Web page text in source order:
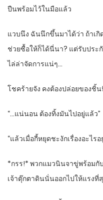
ปืนพร้อมไว้ในมือแล้ว
แวบนึง ฉันนึกขึ้นมาได้ว่า ถ้าเ
ช่วยซื้อให้ก็ได้นี่นา? แต่รับประ
ไล่ล่าจัดการแน่ๆ…
โชคร้ายจัง คงต้องปล่อยของชิ้
“…แน่นอน ต้องทิ้งมันไปอยู่แล้ว”
“แล้วเมื่อกี้หยุดชะงักเรื่องอะไร
*กรร!* พวกแมวนินจาขู่พร้อมกั
เจ้าตุ๊กตาดินนั่นออกไปให้แรงที่